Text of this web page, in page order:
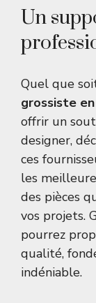
Un
Quel que
grossiste
offrir un
designer,
ces
les
des pièces
vos projets.
pourrez
qualité,
indéniable.